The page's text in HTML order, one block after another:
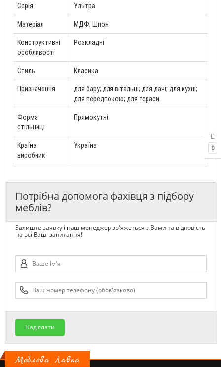
0
Серія Ультра
Матеріал МДФ; Шпон
Конструктивні
особливості
Розкладні
Стиль Класика
Призначення
для бару; для вітальні; для дачі; для кухні;
для передпокою; для тераси
Форма
стільниці
Прямокутні
Країна
виробник
Україна
Потрібна допомога фахівця з підбору
меблів?
Залиште заявку і наш менеджер зв'яжеться з Вами та відповість
на всі Ваші запитання!
Надіслати
Меблева Лавка